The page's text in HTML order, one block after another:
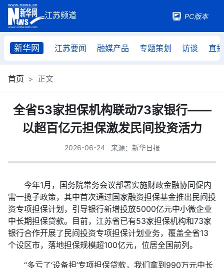
PC版本
新华网 江苏要闻 融媒产品 专题策划 访谈 直播
首页 正文
全省53家担保机构联动73家银行——
以超百亿元担保激发民间投资活力
2026-06-24 来源：新华日报
今年1月，国务院常务会议部署实施财政金融协同促内
需一揽子政策，其中首次通过国家融资担保基金推出民间投
资专项担保计划，引导银行新增投放5000亿元中小微企业
中长期担保贷款。目前，江苏省已有53家担保机构和73家
银行合作开展了民间投资专项担保计划业务，覆盖全省13
个设区市，落地担保规模超100亿元，位居全国前列。
“多亏了‘设备担’专项担保贷款，我们拿到990万元中长